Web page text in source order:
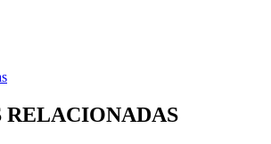
RELACIONADAS